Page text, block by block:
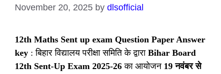
November 20, 2025 by dlsofficial
12th Maths Sent up exam Question Paper Answer
key : बिहार विद्यालय परीक्षा समिति के द्वारा Bihar Board
12th Sent-Up Exam 2025-26 का आयोजन 19 नवंबर से